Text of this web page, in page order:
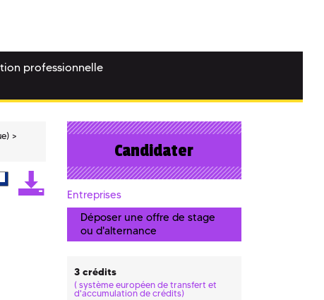
professionnelle
Candidater
Entreprises
Déposer une offre de stage
ou d'alternance
3 crédits
( système européen de transfert et
d'accumulation de crédits)